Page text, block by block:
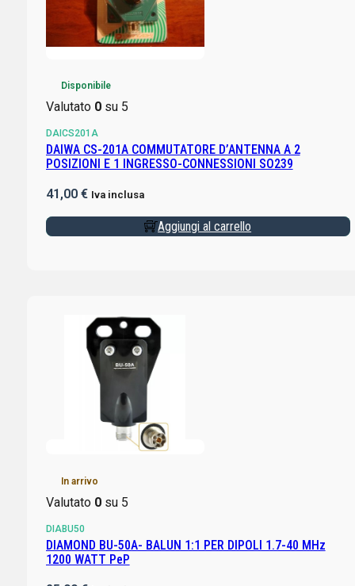
Disponibile
Valutato 0su 5
DAICS201A
DAIWA CS-201A COMMUTATORE D’ANTENNA A 2
POSIZIONI E 1 INGRESSO-CONNESSIONI SO239
41,00 € Iva inclusa
Aggiungi al carrello
In arrivo
Valutato 0su 5
DIABU50
DIAMOND BU-50A- BALUN 1:1 PER DIPOLI 1.7-40 MHz
1200 WATT PeP